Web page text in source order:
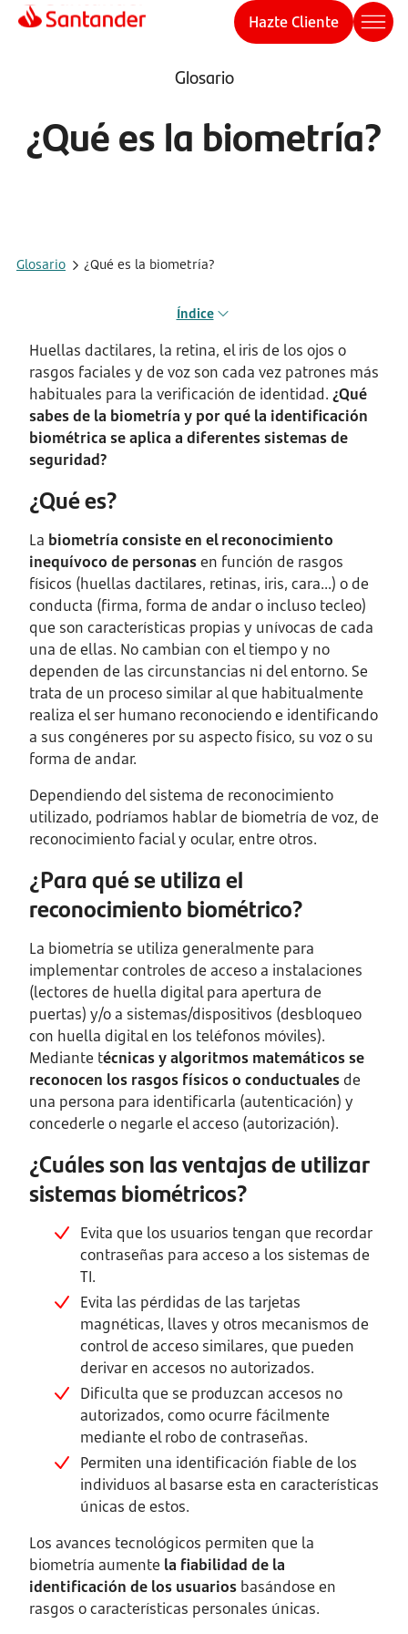
Hazte Cliente
Glosario
¿Qué es la biometría?
Glosario ¿Qué es la biometría?
Índice
Huellas dactilares, la retina, el iris de los ojos o
rasgos faciales y de voz son cada vez patrones más
habituales para la verificación de identidad. ¿Qué
sabes de la biometría y por qué la identificación
biométrica se aplica a diferentes sistemas de
seguridad?
¿Qué es?
La biometría consiste en el reconocimiento
inequívoco de personasen función de rasgos
físicos (huellas dactilares, retinas, iris, cara...) o de
conducta (firma, forma de andar o incluso tecleo)
que son características propias y unívocas de cada
una de ellas. No cambian con el tiempo y no
dependen de las circunstancias ni del entorno. Se
trata de un proceso similar al que habitualmente
realiza el ser humano reconociendo e identificando
a sus congéneres por su aspecto físico, su voz o su
forma de andar.
Dependiendo del sistema de reconocimiento
utilizado, podríamos hablar de biometría de voz, de
reconocimiento facial y ocular, entre otros.
¿Para qué se utiliza el
reconocimiento biométrico?
La biometría se utiliza generalmente para
implementar controles de acceso a instalaciones
(lectores de huella digital para apertura de
puertas) y/o a sistemas/dispositivos (desbloqueo
con huella digital en los teléfonos móviles).
Mediante técnicas y algoritmos matemáticos se
reconocen los rasgos físicos o conductuales de
una persona para identificarla (autenticación) y
concederle o negarle el acceso (autorización).
¿Cuáles son las ventajas de utilizar
sistemas biométricos?
Evita que los usuarios tengan que recordar
contraseñas para acceso a los sistemas de
TI.
Evita las pérdidas de las tarjetas
magnéticas, llaves y otros mecanismos de
control de acceso similares, que pueden
derivar en accesos no autorizados.
Dificulta que se produzcan accesos no
autorizados, como ocurre fácilmente
mediante el robo de contraseñas.
Permiten una identificación fiable de los
individuos al basarse esta en características
únicas de estos.
Los avances tecnológicos permiten que la
biometría aumente la fiabilidad de la
identificación de los usuarios basándose en
rasgos o características personales únicas.